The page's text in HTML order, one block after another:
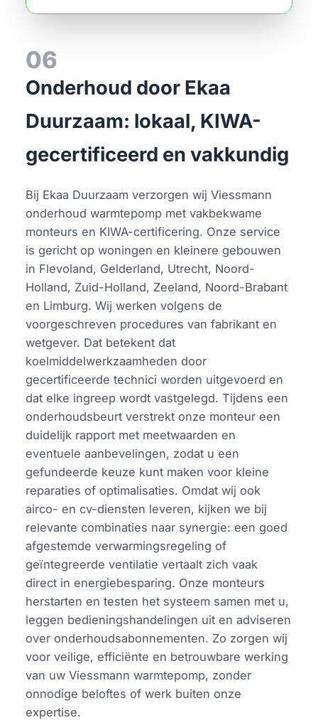
06
Onderhoud door Ekaa
Duurzaam: lokaal, KIWA-
gecertificeerd en vakkundig
Bij Ekaa Duurzaam verzorgen wij Viessmann
onderhoud warmtepomp met vakbekwame
monteurs en KIWA-certificering. Onze service
is gericht op woningen en kleinere gebouwen
in Flevoland, Gelderland, Utrecht, Noord-
Holland, Zuid-Holland, Zeeland, Noord-Brabant
en Limburg. Wij werken volgens de
voorgeschreven procedures van fabrikant en
wetgever. Dat betekent dat
koelmiddelwerkzaamheden door
gecertificeerde technici worden uitgevoerd en
dat elke ingreep wordt vastgelegd. Tijdens een
onderhoudsbeurt verstrekt onze monteur een
duidelijk rapport met meetwaarden en
eventuele aanbevelingen, zodat u een
gefundeerde keuze kunt maken voor kleine
reparaties of optimalisaties. Omdat wij ook
airco- en cv-diensten leveren, kijken we bij
relevante combinaties naar synergie: een goed
afgestemde verwarmingsregeling of
geïntegreerde ventilatie vertaalt zich vaak
direct in energiebesparing. Onze monteurs
herstarten en testen het systeem samen met u,
leggen bedieningshandelingen uit en adviseren
over onderhoudsabonnementen. Zo zorgen wij
voor veilige, efficiënte en betrouwbare werking
van uw Viessmann warmtepomp, zonder
onnodige beloftes of werk buiten onze
expertise.